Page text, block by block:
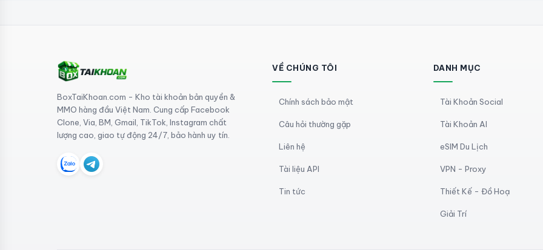
BoxTaiKhoan.com - Kho tài khoản bản quyền &
MMO hàng đầu Việt Nam. Cung cấp Facebook
Clone, Via, BM, Gmail, TikTok, Instagram chất
lượng cao, giao tự động 24/7, bảo hành uy tín.
VỀ CHÚNG TÔI
Chính sách bảo mật
Câu hỏi thường gặp
Liên hệ
Tài liệu API
Tin tức
DANH MỤC
Tài Khoản Social
Tài Khoản AI
eSIM Du Lịch
VPN - Proxy
Thiết Kế - Đồ Hoạ
Giải Trí